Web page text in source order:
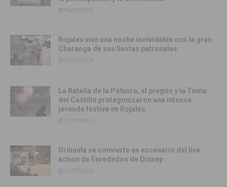
06/07/2026
Rojales vive una noche inolvidable con la gran
Charanga de sus fiestas patronales
05/07/2026
La Batalla de la Pólvora, el pregón y la Toma
del Castillo protagonizaron una intensa
jornada festiva en Rojales
03/07/2026
Orihuela se convierte en escenario del live
action de Enredados de Disney
01/07/2026